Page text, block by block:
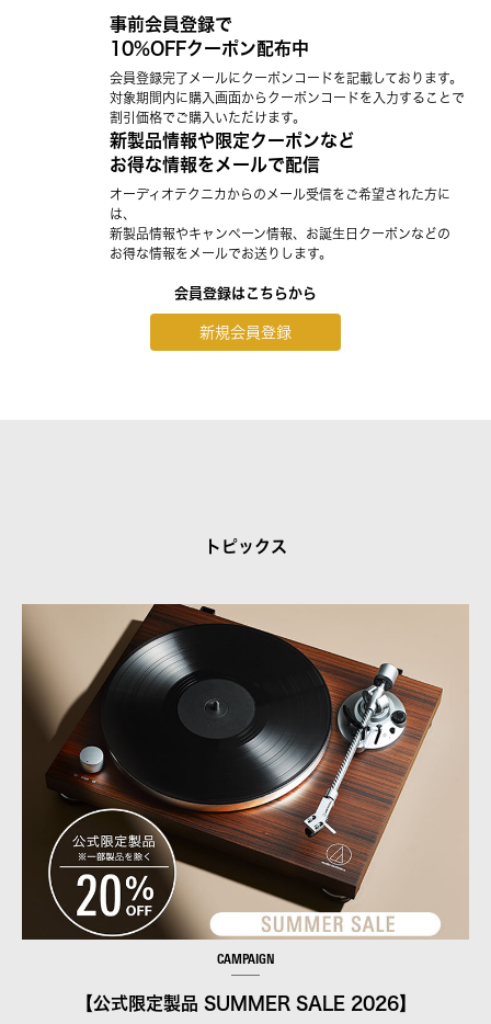
事前会員登録で
10%OFFクーポン配布中
会員登録完了メールにクーポンコードを記載しております。
対象期間内に購入画面からクーポンコードを入力することで
割引価格でご購入いただけます。
新製品情報や限定クーポンなど
お得な情報をメールで配信
オーディオテクニカからのメール受信をご希望された方に
は、
新製品情報やキャンペーン情報、お誕生日クーポンなどの
お得な情報をメールでお送りします。
会員登録はこちらから
新規会員登録
トピックス
CAMPAIGN
【公式限定製品 SUMMER SALE 2026】